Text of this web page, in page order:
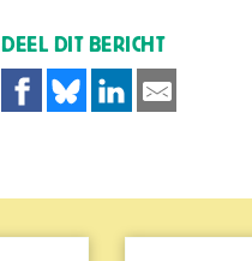
DEEL DIT BERICHT